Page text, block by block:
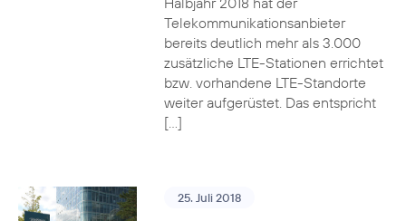
Telekommunikationsanbieter
bereits deutlich mehr als 3.000
zusätzliche LTE-Stationen errichtet
bzw. vorhandene LTE-Standorte
weiter aufgerüstet. Das entspricht
[…]
25. Juli 2018